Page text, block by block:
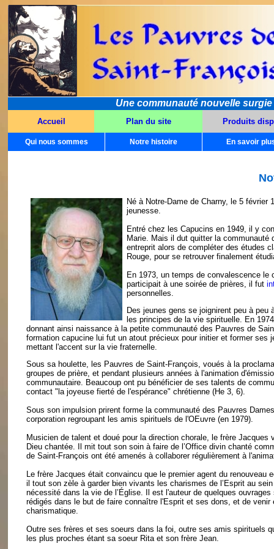
Une communauté nouvelle
Accueil Plan du site Produits
Qui nous sommes Notre histoire En savoir
Né à Notre-Dame de Charny, le 5
jeunesse.
Entré chez les Capucins en 1949, il y
Marie. Mais il dut quitter la communauté
entreprit alors de compléter des études
Rouge, pour se retrouver finalement
En 1973, un temps de convalescence
participait à une soirée de prières, il fut
personnelles.
Des jeunes gens se joignirent peu à
les principes de la vie spirituelle. En
donnant ainsi naissance à la petite communauté des Pauvres de
formation capucine lui fut un atout précieux pour initier et former ses
mettant l'accent sur la vie fraternelle.
Sous sa houlette, les Pauvres de Saint-François, voués à la
groupes de prière, et pendant plusieurs années à l'animation
communautaire. Beaucoup ont pu bénéficier de ses talents de
contact "la joyeuse fierté de l'espérance" chrétienne (He 3, 6).
Sous son impulsion prirent forme la communauté des Pauvres
corporation regroupant les amis spirituels de l'OEuvre (en 1979).
Musicien de talent et doué pour la direction chorale, le frère
Dieu chantée. Il mit tout son soin à faire de l’Office divin chanté
de Saint-François ont été amenés à collaborer régulièrement à
Le frère Jacques était convaincu que le premier agent du
il tout son zèle à garder bien vivants les charismes de l’Esprit au
nécessité dans la vie de l’Église. Il est l'auteur de quelques
rédigés dans le but de faire connaître l'Esprit et ses dons, et de
charismatique.
Outre ses frères et ses soeurs dans la foi, outre ses amis spirituels
les plus proches étant sa soeur Rita et son frère Jean.